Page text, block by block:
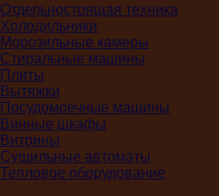
Отдельностоящая техника
Холодильники
Морозильные камеры
Стиральные машины
Плиты
Вытяжки
Посудомоечные машины
Винные шкафы
Витрины
Сушильные автоматы
Тепловое оборудование